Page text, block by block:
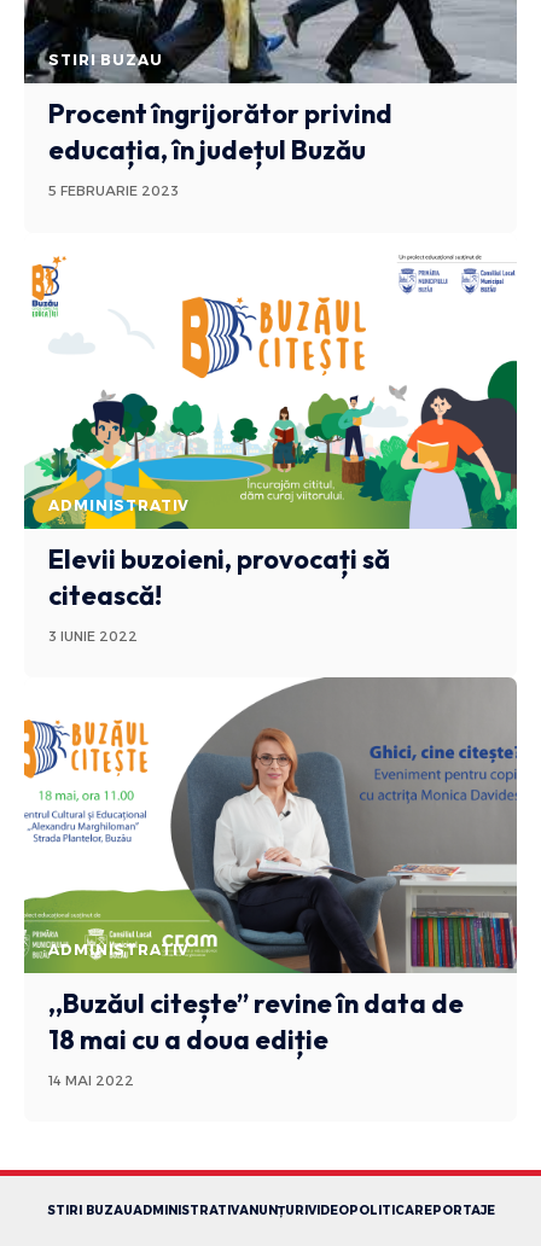
STIRI BUZAU
Procent îngrijorător privind
educația, în județul Buzău
5 FEBRUARIE 2023
ADMINISTRATIV
Elevii buzoieni, provocați să
citească!
3 IUNIE 2022
ADMINISTRATIV
,,Buzăul citește” revine în data de
18 mai cu a doua ediție
14 MAI 2022
STIRI BUZAUADMINISTRATIVANUNȚURI VIDEOPOLITICAREPORTAJE